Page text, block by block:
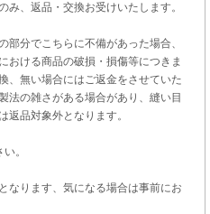
、返品・交換お受けいたします。
部分でこちらに不備があった場合、
おける商品の破損・損傷等につきま
、無い場合にはご返金をさせていた
法の雑さがある場合があり、縫い目
返品対象外となります。
。
なります、気になる場合は事前にお